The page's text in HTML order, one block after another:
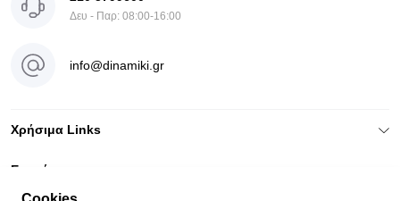
Δευ - Παρ: 08:00-16:00
info@dinamiki.gr
Χρήσιμα Links
Ενημέρωση